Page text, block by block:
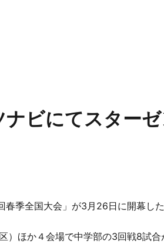
ナビにてスター
春季全国大会」が3月26日に開幕し
）ほか４会場で中学部の3回戦8試合